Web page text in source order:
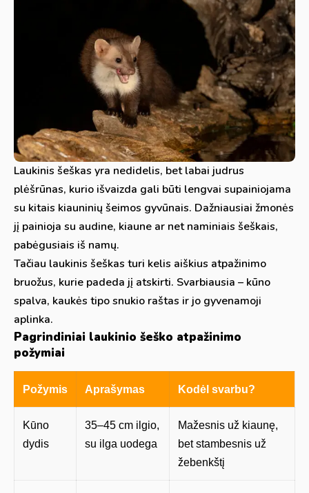
Laukinis šeškas yra nedidelis, bet labai judrus
plėšrūnas, kurio išvaizda gali būti lengvai supainiojama
su kitais kiauninių šeimos gyvūnais. Dažniausiai žmonės
jį painioja su audine, kiaune ar net naminiais šeškais,
pabėgusiais iš namų.
Tačiau laukinis šeškas turi kelis aiškius atpažinimo
bruožus, kurie padeda jį atskirti. Svarbiausia – kūno
spalva, kaukės tipo snukio raštas ir jo gyvenamoji
aplinka.
Pagrindiniai laukinio šeško atpažinimo
požymiai
Požymis Aprašymas Kodėl svarbu?
Kūno
dydis
35–45 cm ilgio,
su ilga uodega
Mažesnis už kiaunę,
bet stambesnis už
žebenkštį